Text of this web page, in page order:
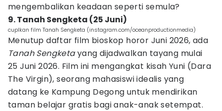
mengembalikan keadaan seperti semula?
9. Tanah Sengketa (25 Juni)
cuplkan film Tanah Sengketa (instagram.com/oceanproductionmedia)
Menutup daftar film bioskop horor Juni 2026, ada
Tanah Sengketayang dijadwalkan tayang mulai
25 Juni 2026. Film ini mengangkat kisah Yuni (Dara
The Virgin), seorang mahasiswi idealis yang
datang ke Kampung Degong untuk mendirikan
taman belajar gratis bagi anak-anak setempat.